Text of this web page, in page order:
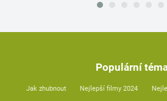
Populární
Jak zhubnout Nejlepší filmy 2024